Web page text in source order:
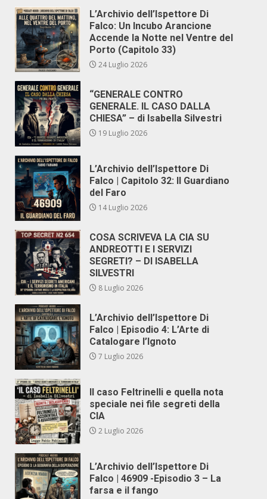
L’Archivio dell’Ispettore Di
Falco: Un Incubo Arancione
Accende la Notte nel Ventre del
Porto (Capitolo 33)
24 Luglio 2026
“GENERALE CONTRO
GENERALE. IL CASO DALLA
CHIESA” – di Isabella Silvestri
19 Luglio 2026
L’Archivio dell’Ispettore Di
Falco | Capitolo 32: Il Guardiano
del Faro
14 Luglio 2026
COSA SCRIVEVA LA CIA SU
ANDREOTTI E I SERVIZI
SEGRETI? – DI ISABELLA
SILVESTRI
8 Luglio 2026
L’Archivio dell’Ispettore Di
Falco | Episodio 4: L’Arte di
Catalogare l’Ignoto
7 Luglio 2026
Il caso Feltrinelli e quella nota
speciale nei file segreti della
CIA
2 Luglio 2026
L’Archivio dell’Ispettore Di
Falco | 46909 -Episodio 3 – La
farsa e il fango